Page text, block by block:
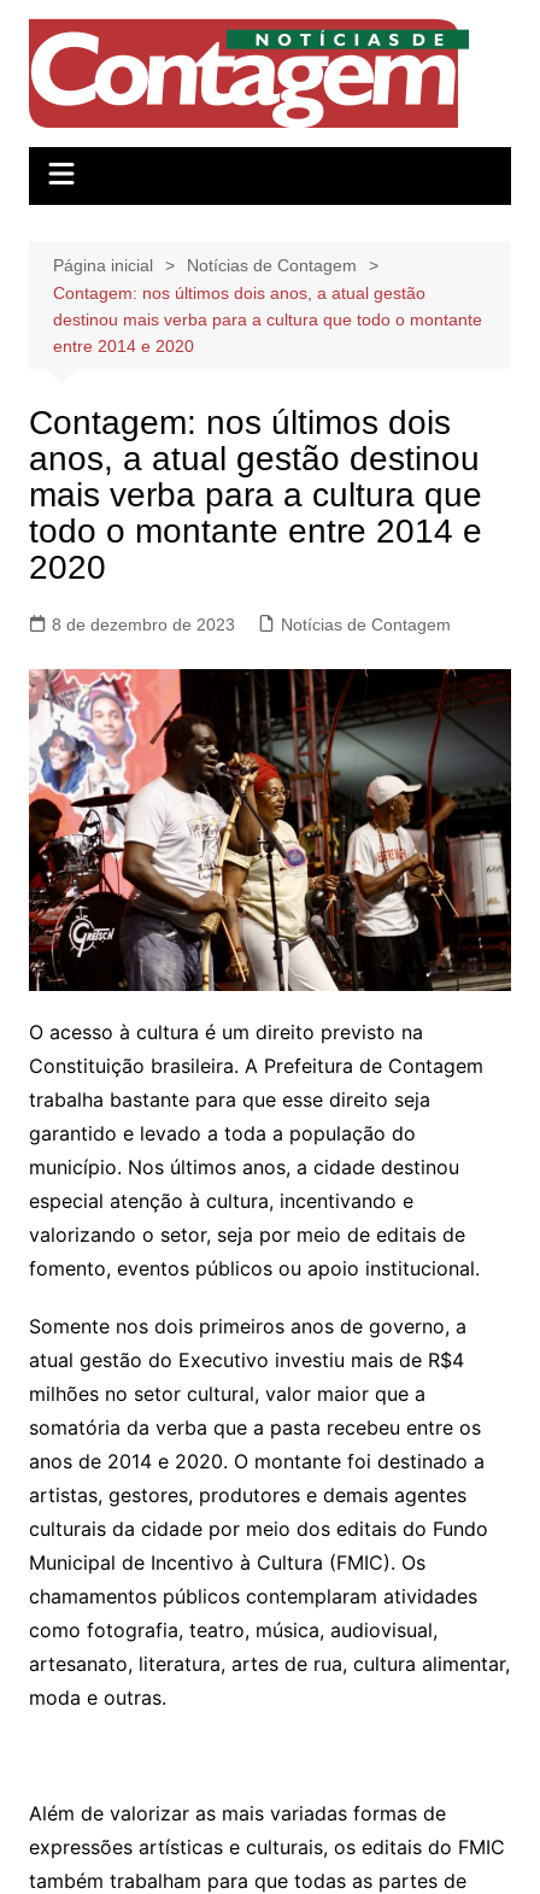
conteúdo
Página inicial
Notícias de Contagem
Contagem: nos últimos dois anos, a atual gestão
destinou mais verba para a cultura que todo o montante
entre 2014 e 2020
Contagem: nos últimos dois
anos, a atual gestão destinou
mais verba para a cultura que
todo o montante entre 2014 e
2020
8 de dezembro de 2023 Notícias de Contagem
O acesso à cultura é um direito previsto na
Constituição brasileira. A Prefeitura de Contagem
trabalha bastante para que esse direito seja
garantido e levado a toda a população do
município. Nos últimos anos, a cidade destinou
especial atenção à cultura, incentivando e
valorizando o setor, seja por meio de editais de
fomento, eventos públicos ou apoio institucional.
Somente nos dois primeiros anos de governo, a
atual gestão do Executivo investiu mais de R$4
milhões no setor cultural, valor maior que a
somatória da verba que a pasta recebeu entre os
anos de 2014 e 2020. O montante foi destinado a
artistas, gestores, produtores e demais agentes
culturais da cidade por meio dos editais do Fundo
Municipal de Incentivo à Cultura (FMIC). Os
chamamentos públicos contemplaram atividades
como fotografia, teatro, música, audiovisual,
artesanato, literatura, artes de rua, cultura alimentar,
moda e outras.
Além de valorizar as mais variadas formas de
expressões artísticas e culturais, os editais do FMIC
também trabalham para que todas as partes de